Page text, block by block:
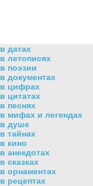
в датах
в летописях
в поэзии
в документах
в цифрах
в цитатах
в песнях
в мифах и легендах
в душе
в тайнах
в кино
в анекдотах
в сказках
в орнаментах
в рецептах